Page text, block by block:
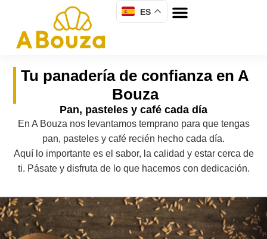
ES
Tu panadería de confianza en A
Bouza
Pan, pasteles y café cada día
En A Bouza nos levantamos temprano para que tengas
pan, pasteles y café recién hecho cada día.
Aquí lo importante es el sabor, la calidad y estar cerca de
ti. Pásate y disfruta de lo que hacemos con dedicación.